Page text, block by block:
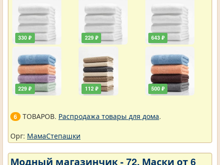
330 ₽
229 ₽
229 ₽
112 ₽
643 ₽
500 ₽
6 ТОВАРОВ. Распродажа товары для дома.
Орг: МамаСтепашки
Модный магазинчик - 72. Маски от 6